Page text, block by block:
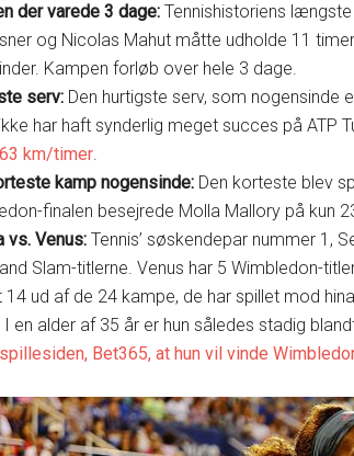
der varede 3 dage: Tennishistoriens
og Nicolas Mahut måtte udholde 11
Kampen forløb over hele 3 dage.
serv: Den hurtigste serv, som nogensinde
har haft synderlig meget succes på ATP
km/timer.
kamp nogensinde: Den korteste blev
finalen besejrede Molla Mallory på kun
vs. Venus: Tennis’ søskendepar nummer 1,
Slam-titlerne. Venus har 5 Wimbledon-
14 ud af de 24 kampe, de har spillet mod
I en alder af 35 år er hun således stadig
spillesiden, Bet365, at hun vil vinde